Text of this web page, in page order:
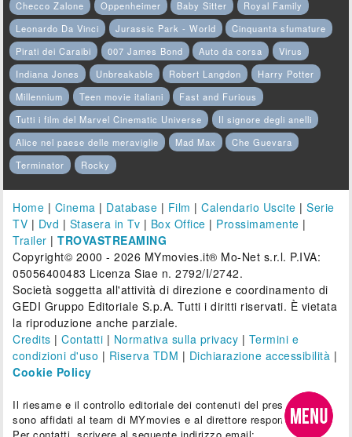
Checco Zalone
Oppenheimer Baby Sitter
Royal Family
Leonardo Da Vinci
Jurassic Park - World
Cinquanta sfumature
Pirati dei Caraibi
007 James Bond Auto da corsa
Virus
Indiana Jones
Unbreakable Robert Langdon
Harry Potter
Millennium
Teen movie italiani
Fast and Furious
Tutti i film del Marvel Cinematic Universe
Il signore degli anelli
Alice nel paese delle meraviglie
Mad Max
Che Guevara
Terminator
Rocky
Home | Cinema | Database | Film |Calendario Uscite |Serie
TV | Dvd | Stasera in Tv | Box Office | Prossimamente |
Trailer |TROVASTREAMING
Copyright© 2000 - 2026 MYmovies.it® Mo-Net s.r.l. P.IVA:
05056400483 Licenza Siae n. 2792/I/2742.
Società soggetta all'attività di direzione e coordinamento di
GEDI Gruppo Editoriale S.p.A. Tutti i diritti riservati. È vietata
la riproduzione anche parziale.
Credits |Contatti | Normativa sulla privacy | Termini e
condizioni d'uso | Riserva TDM | Dichiarazione accessibilità |
Cookie Policy
Il riesame e il controllo editoriale dei contenuti del presente sito
sono affidati al team di MYmovies e al direttore responsabile.